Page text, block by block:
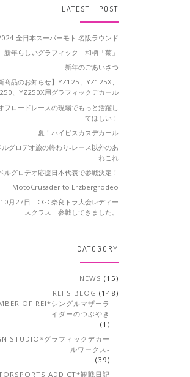
LATEST POST
全日本スーパーモト 名阪ラウンド
新年らしいグラフィック 和柄「菊」
新年のごあいさつ
新商品のお知らせ】YZ125、YZ125X、
、YZ250X用グラフィックデカール
フロードレースの現場でもっと活躍し
てほしい！
夏！ハイビスカスデカール
ルグロデオ旅の終わり-レース以外のあ
れこれ
ルグロデオ応援日本代表で参戦決定！
MotoCrusader to Erzbergrodeo
月27日 CGC奈良トラ大会レディー
スクラス 参戦してきました。
CATOGORY
NEWS (15)
REI'S BLOG (148)
OF REI*シングルマザーラ
イダーのつぶやき
(1)
STUDIO*グラフィックデカー
ルワークス-
(39)
ADDICT*観戦日記